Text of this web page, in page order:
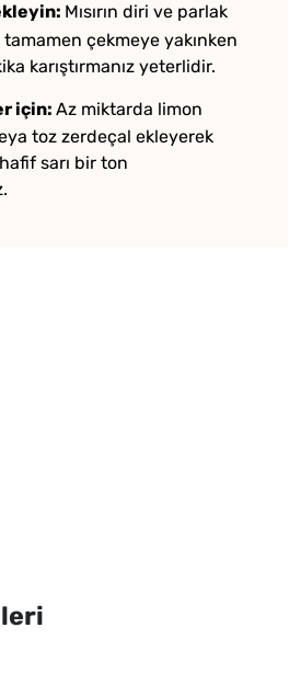
Mısırın diri ve parlak
çekmeye yakınken
karıştırmanız yeterlidir.
için: Az miktarda limon
toz zerdeçal ekleyerek
sarı bir ton